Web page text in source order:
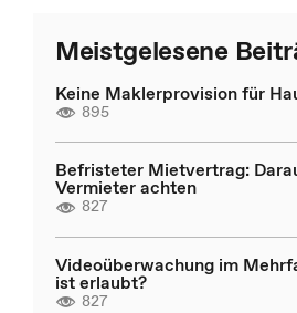
Meistgelesene
Keine Maklerprovision für
895
Befristeter Mietvertrag:
Vermieter achten
827
Videoüberwachung im
ist erlaubt?
827